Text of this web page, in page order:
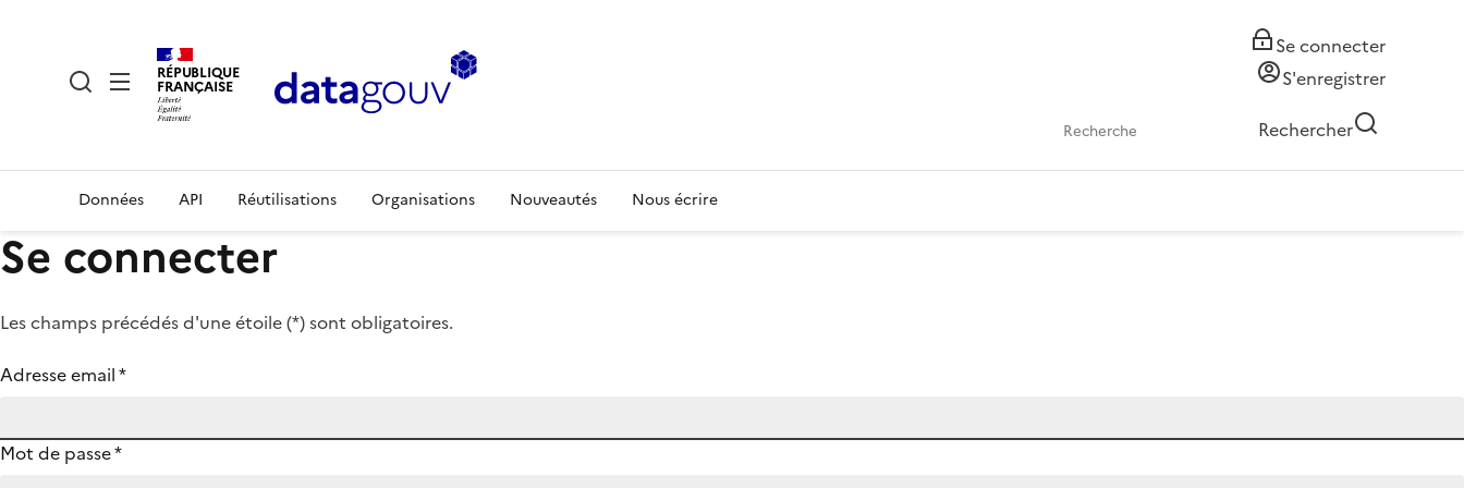
RÉPUBLIQUE
FRANÇAISE
Se connecter
S'enregistrer
Rechercher
Données API Réutilisations Organisations Nouveautés Nous écrire
Se connecter
Les champs précédés d'une étoile (*) sont obligatoires.
Adresse email*
Mot de passe*